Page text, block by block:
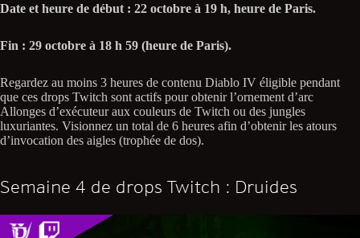
Date et heure de début : 22 octobre à 19 h, heure de Paris.
Fin : 29 octobre à 18 h 59 (heure de Paris).
Regardez au moins 3 heures de contenu Diablo IV éligible pendant
que ces drops Twitch sont actifs pour obtenir l’ornement d’arc
Allonges d’exécuteur aux couleurs de Twitch ou des jungles
luxuriantes. Visionnez un total de 6 heures afin d’obtenir les atours
d’invocation des aigles (trophée de dos).
Semaine 4 de drops Twitch : Druides